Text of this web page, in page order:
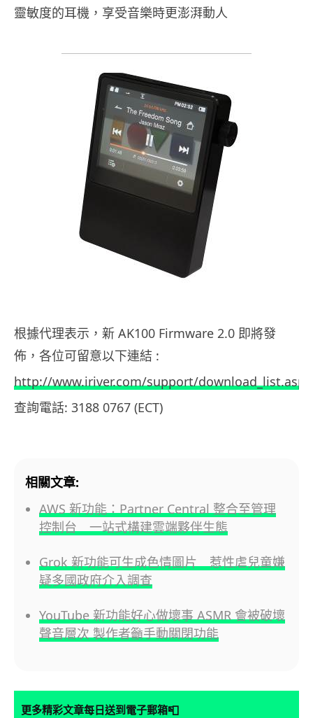
靈敏度的耳機，享受音樂時更澎湃動人
根據代理表示，新 AK100 Firmware 2.0 即將發
佈，各位可留意以下連結 :
http://www.iriver.com/support/download_list.asp
查詢電話: 3188 0767 (ECT)
相關文章:
AWS 新功能：Partner Central 整合至管理
控制台 一站式構建雲端夥伴生態
Grok 新功能可生成色情圖片 惹性虐兒童嫌
疑多國政府介入調查
YouTube 新功能好心做壞事 ASMR 會被破壞
聲音層次 製作者籲手動關閉功能
更多精彩文章每日送到電子郵箱📮